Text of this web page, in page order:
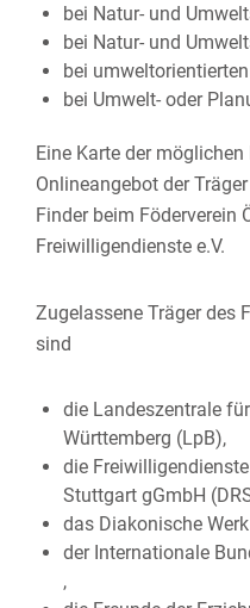
bei Natur- und
bei Natur- und
bei
bei Umwelt- oder
Eine Karte der
Onlineangebot der
Finder beim Föderverein
Freiwilligendienste e.V.
Zugelassene Träger des
sind
die Landeszentrale
Württemberg (LpB),
die
Stuttgart gGmbH
das Diakonische
der Internationale
,